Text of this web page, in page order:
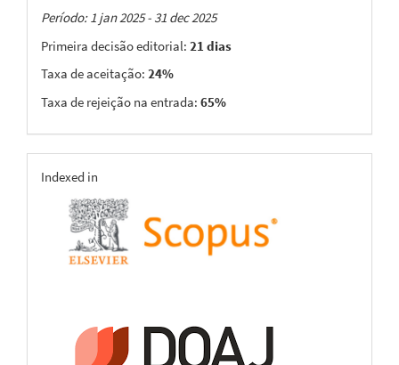
Taxas
Período: 1 jan 2025 - 31 dec 2025
Primeira decisão editorial: 21 dias
Taxa de aceitação: 24%
Taxa de rejeição na entrada: 65%
indexing
Indexed in